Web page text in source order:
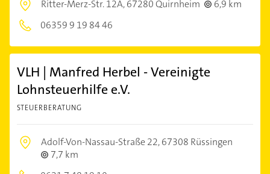
Ritter-Merz-Str. 12A,67280 Quirnheim
6,9 km
06359 9 19 84 46
VLH | Manfred Herbel - Vereinigte
Lohnsteuerhilfe e.V.
STEUERBERATUNG
Adolf-Von-Nassau-Straße 22,67308 Rüssingen
7,7 km